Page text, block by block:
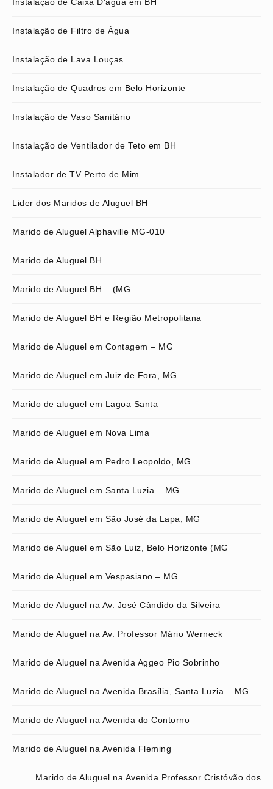
Instalação de Filtro de Água
Instalação de Lava Louças
Instalação de Quadros em Belo Horizonte
Instalação de Vaso Sanitário
Instalação de Ventilador de Teto em BH
Instalador de TV Perto de Mim
Lider dos Maridos de Aluguel BH
Marido de Aluguel Alphaville MG-010
Marido de Aluguel BH
Marido de Aluguel BH – (MG
Marido de Aluguel BH e Região Metropolitana
Marido de Aluguel em Contagem – MG
Marido de Aluguel em Juiz de Fora, MG
Marido de aluguel em Lagoa Santa
Marido de Aluguel em Nova Lima
Marido de Aluguel em Pedro Leopoldo, MG
Marido de Aluguel em Santa Luzia – MG
Marido de Aluguel em São José da Lapa, MG
Marido de Aluguel em São Luiz, Belo Horizonte (MG
Marido de Aluguel em Vespasiano – MG
Marido de Aluguel na Av. José Cândido da Silveira
Marido de Aluguel na Av. Professor Mário Werneck
Marido de Aluguel na Avenida Aggeo Pio Sobrinho
Marido de Aluguel na Avenida Brasília, Santa Luzia – MG
Marido de Aluguel na Avenida do Contorno
Marido de Aluguel na Avenida Fleming
Marido de Aluguel na Avenida Professor Cristóvão dos